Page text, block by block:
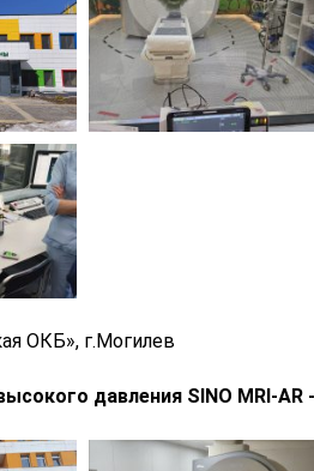
ОКБ», г.Могилев
давления SINO MRI-AR